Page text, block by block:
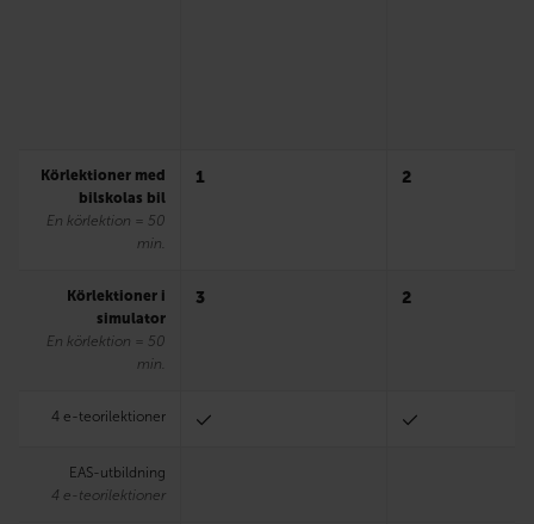
Körlektioner med
bilskolas bil
En körlektion = 50
min.
1 2
Körlektioner i
simulator
En körlektion = 50
min.
3 2
4 e-teorilektioner
EAS-utbildning
4 e-teorilektioner